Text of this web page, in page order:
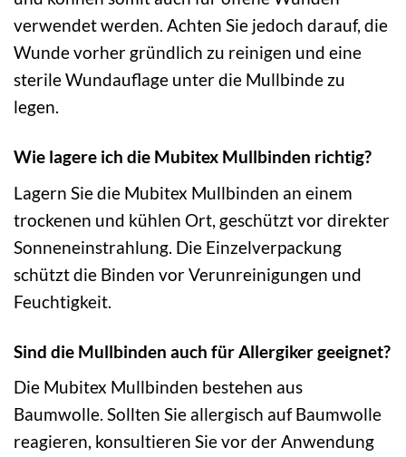
verwendet werden. Achten Sie jedoch darauf, die
Wunde vorher gründlich zu reinigen und eine
sterile Wundauflage unter die Mullbinde zu
legen.
Wie lagere ich die Mubitex Mullbinden richtig?
Lagern Sie die Mubitex Mullbinden an einem
trockenen und kühlen Ort, geschützt vor direkter
Sonneneinstrahlung. Die Einzelverpackung
schützt die Binden vor Verunreinigungen und
Feuchtigkeit.
Sind die Mullbinden auch für Allergiker geeignet?
Die Mubitex Mullbinden bestehen aus
Baumwolle. Sollten Sie allergisch auf Baumwolle
reagieren, konsultieren Sie vor der Anwendung